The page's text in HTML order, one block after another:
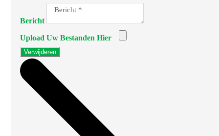
Bericht
Upload Uw Bestanden Hier
Verwijderen